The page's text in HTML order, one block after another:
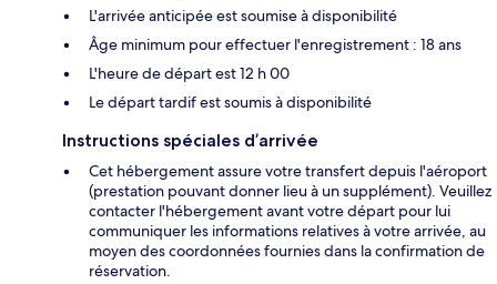
L'arrivée anticipée est soumise à disponibilité
Âge minimum pour effectuer l'enregistrement : 18 ans
L'heure de départ est 12 h 00
Le départ tardif est soumis à disponibilité
Instructions spéciales d’arrivée
Cet hébergement assure votre transfert depuis l'aéroport
(prestation pouvant donner lieu à un supplément). Veuillez
contacter l'hébergement avant votre départ pour lui
communiquer les informations relatives à votre arrivée, au
moyen des coordonnées fournies dans la confirmation de
réservation.